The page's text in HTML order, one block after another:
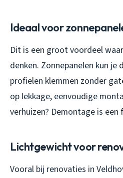
Ideaal voor
Dit is een groot voordeel
denken. Zonnepanelen kun je
profielen klemmen zonder
op lekkage, eenvoudige
verhuizen? Demontage is
Lichtgewicht voor
Vooral bij renovaties in